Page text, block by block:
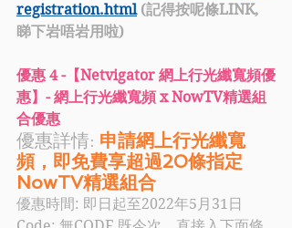
registration.html (記得按呢條LINK,
睇下岩唔岩用啦)
優惠 4 -【Netvigator 網上行光纖寬頻優
惠】- 網上行光纖寬頻 x NowTV精選組
合優惠
優惠詳情: 申請網上行光纖寬
頻，即免費享超過20條指定
NowTV精選組合
優惠時間: 即日起至2022年5月31日